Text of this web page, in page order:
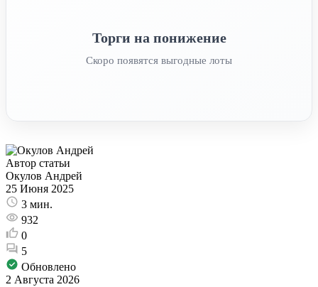
Торги на понижение
Скоро появятся выгодные лоты
Автор статьи
Окулов Андрей
25 Июня 2025
3 мин.
932
0
5
Обновлено
2 Августа 2026